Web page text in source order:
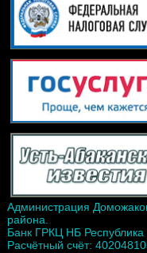
Администрация
района.
Банк ГРКЦ НБ Республика
Расчётный счёт: